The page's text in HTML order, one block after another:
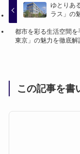
ゆとりあ
ラス」の
都市を彩る生活空間
東京」の魅力を徹底解
この記事を書